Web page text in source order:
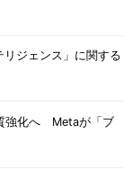
ジェンス」に関する
強化へ Metaが「ブ